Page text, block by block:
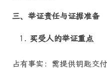
三、举证责任与证据准备
买受人的举证重点
占有事实：需提供钥匙交